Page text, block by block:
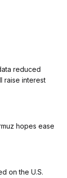
reduced
raise interest
hopes ease
on the U.S.